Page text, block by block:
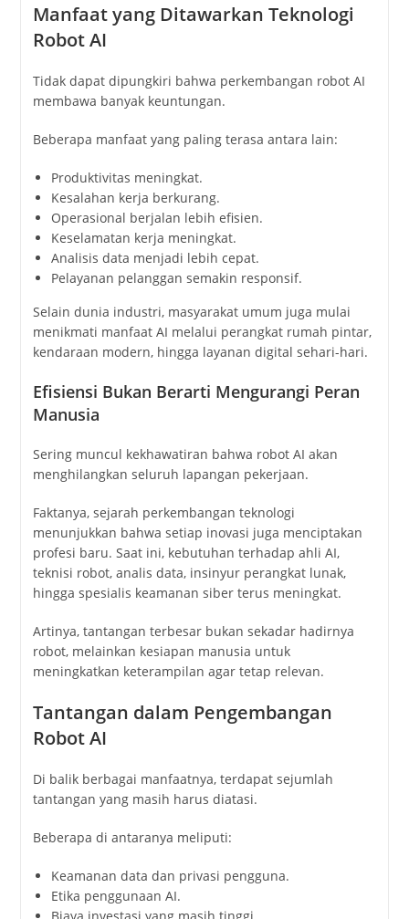
Manfaat yang Ditawarkan Teknologi
Robot AI
Tidak dapat dipungkiri bahwa perkembangan robot AI
membawa banyak keuntungan.
Beberapa manfaat yang paling terasa antara lain:
Produktivitas meningkat.
Kesalahan kerja berkurang.
Operasional berjalan lebih efisien.
Keselamatan kerja meningkat.
Analisis data menjadi lebih cepat.
Pelayanan pelanggan semakin responsif.
Selain dunia industri, masyarakat umum juga mulai
menikmati manfaat AI melalui perangkat rumah pintar,
kendaraan modern, hingga layanan digital sehari-hari.
Efisiensi Bukan Berarti Mengurangi Peran
Manusia
Sering muncul kekhawatiran bahwa robot AI akan
menghilangkan seluruh lapangan pekerjaan.
Faktanya, sejarah perkembangan teknologi
menunjukkan bahwa setiap inovasi juga menciptakan
profesi baru. Saat ini, kebutuhan terhadap ahli AI,
teknisi robot, analis data, insinyur perangkat lunak,
hingga spesialis keamanan siber terus meningkat.
Artinya, tantangan terbesar bukan sekadar hadirnya
robot, melainkan kesiapan manusia untuk
meningkatkan keterampilan agar tetap relevan.
Tantangan dalam Pengembangan
Robot AI
Di balik berbagai manfaatnya, terdapat sejumlah
tantangan yang masih harus diatasi.
Beberapa di antaranya meliputi:
Keamanan data dan privasi pengguna.
Etika penggunaan AI.